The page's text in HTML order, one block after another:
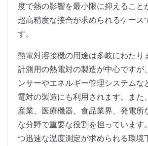
度で熱の影響を最小限に抑えること
超高精度な接合が求められるケース
す。
熱電対溶接機の用途は多岐にわたり
計測用の熱電対の製造が中心ですが
ンサーやエネルギー管理システムな
電対の製造にも利用されます。また
産業、医療機器、食品業界、発電所
な分野で重要な役割を担っています
つ迅速な温度測定が求められる環境